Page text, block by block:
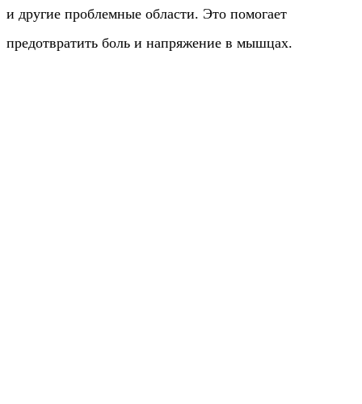
и другие проблемные области. Это помогает
предотвратить боль и напряжение в мышцах.